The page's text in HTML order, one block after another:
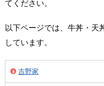
てください。
以下ページでは、牛丼・天
しています。
吉野家